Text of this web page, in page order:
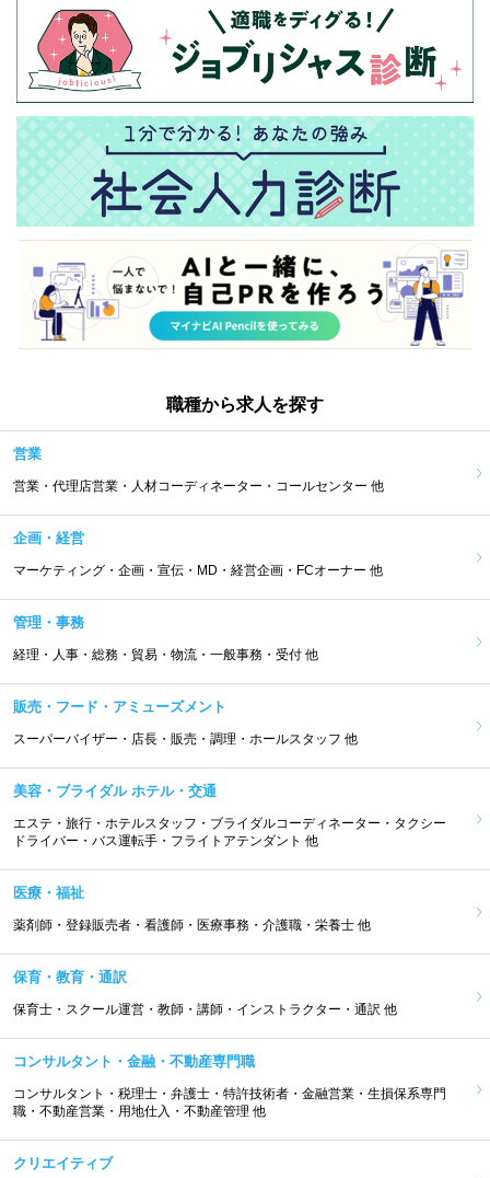
職種から求人を探す
営業
営業・代理店営業・人材コーディネーター・コールセンター 他
企画・経営
マーケティング・企画・宣伝・MD・経営企画・FCオーナー 他
管理・事務
経理・人事・総務・貿易・物流・一般事務・受付 他
販売・フード・アミューズメント
スーパーバイザー・店長・販売・調理・ホールスタッフ 他
美容・ブライダル ホテル・交通
エステ・旅行・ホテルスタッフ・ブライダルコーディネーター・タクシー
ドライバー・バス運転手・フライトアテンダント 他
医療・福祉
薬剤師・登録販売者・看護師・医療事務・介護職・栄養士 他
保育・教育・通訳
保育士・スクール運営・教師・講師・インストラクター・通訳 他
コンサルタント・金融・不動産専門職
コンサルタント・税理士・弁護士・特許技術者・金融営業・生損保系専門
職・不動産営業・用地仕入・不動産管理 他
クリエイティブ